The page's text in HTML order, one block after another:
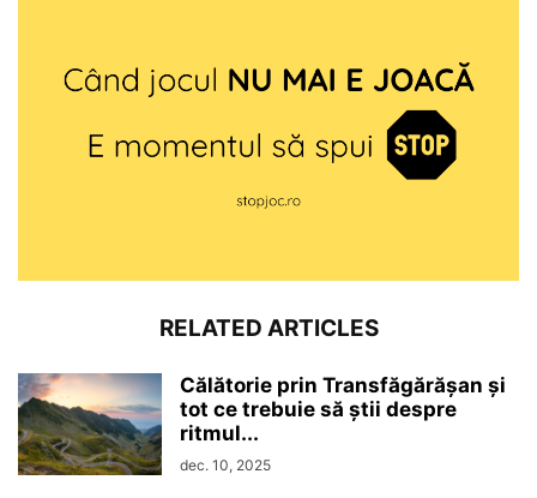
RELATED ARTICLES
Călătorie prin Transfăgărășan și
tot ce trebuie să știi despre
ritmul...
dec. 10, 2025